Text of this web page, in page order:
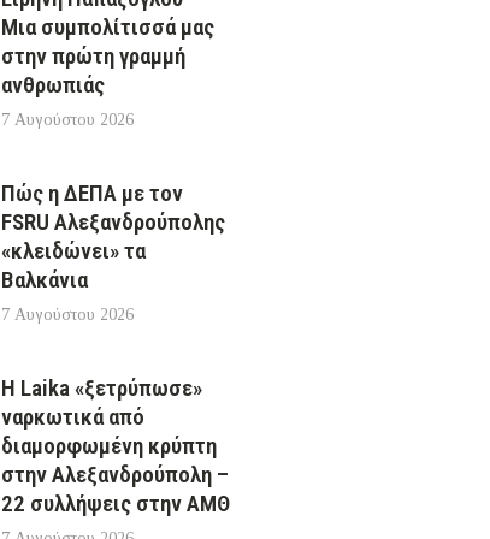
Μια συμπολίτισσά μας
στην πρώτη γραμμή
ανθρωπιάς
7 Αυγούστου 2026
Πώς η ΔΕΠΑ με τον
FSRU Αλεξανδρούπολης
«κλειδώνει» τα
Βαλκάνια
7 Αυγούστου 2026
Η Laika «ξετρύπωσε»
ναρκωτικά από
διαμορφωμένη κρύπτη
στην Αλεξανδρούπολη –
22 συλλήψεις στην ΑΜΘ